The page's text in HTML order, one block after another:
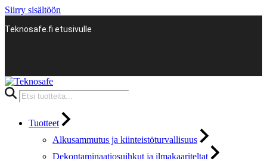
Siirry sisältöön
Teknosafe.fi etusivulle
Products
search
Tuotteet
Alkusammutus ja kiinteistöturvallisuus
Dekontaminaatiosuihkut ja ilmakaariteltat